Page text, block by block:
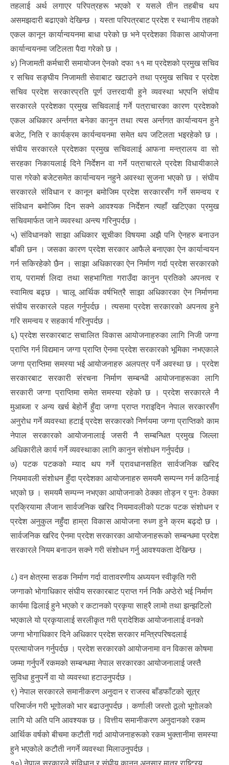
तहलाई अर्थ लगाएर परिपत्रहरू भएको र यसले तीन तहबीच थप
असमझदारी बढाएको देखिन्छ । यस्ता परिपत्रबाट प्रदेश र स्थानीय तहको
एकल कानून कार्यान्वयनमा बाधा परेको छ भने प्रदेशका विकास आयोजना
कार्यान्वयनमा जटिलता पैदा गरेको छ ।
४) निजामती कर्मचारी समायोजन ऐनको दफा ११ मा प्रदेशको प्रमुख सचिव
र सचिव सङ्घीय निजामती सेवाबाट खटाउने तथा प्रमुख सचिव र प्रदेश
सचिव प्रदेश सरकारप्रति पूर्ण उत्तरदायी हुने व्यवस्था भएपनि संघीय
सरकारले प्रदेशका प्रमुख सचिवलाई गर्ने पत्राचारका कारण प्रदेशको
एकल अधिकार अर्न्तगत बनेका कानुन तथा त्यस अर्न्तगत कार्यान्वयन हुने
बजेट, निति र कार्यक्रम कार्यन्वयनमा समेत थप जटिलता भइरहेको छ ।
संघीय सरकारले प्रदेशका प्रमुख सचिवलाई आफना मन्त्रालय वा सो
सरहका निकायलाई दिने निर्देशन वा गर्ने पत्राचारले प्रदेश विधायीकाले
पास गरेको बजेटसमेत कार्यान्वयन नहुने अवस्था सुजना भएको छ । संघीय
सरकारले संविधान र कानून बमोजिम प्रदेश सरकारसँग गर्ने समन्वय र
संविधान बमोजिम दिन सक्ने आवश्यक निर्देशन त्यहाँ खटिएका प्रमुख
सचिवमार्फत जाने व्यवस्था अन्त्य गरिनुपर्दछ ।
५) संविधानको साझा अधिकार सूचीका विषयमा अझै पनि ऐनहरु बनाउन
बाँकी छन । जसका कारण प्रदेश सरकार आफैले बनाएका ऐन कार्यान्वयन
गर्न सकिरहेको छैन । साझा अधिकारका ऐन निर्माण गर्दा प्रदेश सरकारको
राय, परामर्श लिदा तथा सहभागिता गराउँदा कानुन प्रतिको अपनत्व र
स्वामित्व बढ्छ । चालू आर्थिक वर्षभित्रै साझा अधिकारका ऐन निर्माणमा
संघीय सरकारले पहल गर्नुपर्दछ । त्यसमा प्रदेश सरकारको अपनत्व हुने
गरि समन्वय र सहकार्य गरिनुपर्दछ ।
६) प्रदेश सरकारबाट सचालित विकास आयोजनाहरुका लागि निजी जग्गा
प्राप्ति गर्न विद्यमान जग्गा प्राप्ति ऐनमा प्रदेश सरकारको भूमिका नभएकाले
जग्गा प्राप्तिमा समस्या भई आयोजनाहरु अलपत्र पर्ने अवस्था छ । प्रदेश
सरकारबाट सरकारी संरचना निर्माण सम्बन्धी आयोजनाहरूका लागि
सरकारी जग्गा प्राप्तिमा समेत समस्या रहेको छ । प्रदेश सरकारले नै
मुआब्जा र अन्य खर्च बेहोर्ने हुँदा जग्गा प्राप्त गराइदिन नेपाल सरकारसँग
अनुरोध गर्ने व्यवस्था हटाई प्रदेश सरकारको निर्णयमा जग्गा प्राप्तिको काम
नेपाल सरकारको आयोजनालाई जसरी नै सम्बन्धित प्रमुख जिल्ला
अधिकारीले कार्य गर्ने व्यवस्थाका लागि कानुन संशोधन गर्नुपर्दछ ।
७) पटक पटकको म्याद थप गर्ने प्रावधानसहित सार्वजनिक खरिद
नियमावली संशोधन हुँदा प्रदेशका आयोजनाहरु समयमै सम्पन्न गर्न कठिनाई
भएको छ । समयमै सम्पन्न नभएका आयोजनाको ठेक्का तोड्न र पुनः ठेक्का
प्रक्रियामा लैजान सार्वजनिक खरिद नियमावलीको पटक पटक संशोधन र
प्रदेश अनुकुल नहुँदा हाम्रा विकास आयोजना रुध्ण हुने क्रम बढ्दो छ ।
सार्वजनिक खरिद ऐनमा प्रदेश सरकारका आयोजनाहरूको सम्बन्धमा प्रदेश
सरकारले नियम बनाउन सक्ने गरी संशोधन गर्नु आवश्यकता देखिन्छ ।
८) वन क्षेत्रमा सडक निर्माण गर्दा वातावरणीय अध्ययन स्वीकृति गरी
जग्गाको भोगाधिकार संघीय सरकारबाट प्राप्त गर्न निकै अप्ठेरो भई निर्माण
कार्यमा ढिलाई हुने भएको र कटानको प्रकृया साह्रै लामो तथा झन्झटिलो
भएकाले यो प्रकृयालाई सरलीकृत गरी प्रादेशिक आयोजनालाई वनको
जग्गा भोगाधिकार दिने अधिकार प्रदेश सरकार मन्त्रिपरिषदलाई
प्रत्यायोजन गर्नुपर्दछ । प्रदेश सरकारको आयोजनामा वन विकास कोषमा
जम्मा गर्नुपर्ने रकमको सम्बन्धमा नेपाल सरकारका आयोजनालाई जस्तै
सुविधा हुनुपर्ने वा यो व्यवस्था हटाउनुपर्दछ ।
९) नेपाल सरकारले समानीकरण अनुदान र राजस्व बाँडफाँटको सूत्र
परिमार्जन गरी भूगोलको भार बढाउनुपर्दछ । कर्णाली जस्तो ठूलो भूगोलको
लागि यो अति पनि आवश्यक छ । वित्तीय समानीकरण अनुदानको रकम
आर्थिक वर्षको बीचमा कटौती गर्दा आयोजनाहरूको रकम भुक्तानीमा समस्या
हुने भएकोले कटौती नगर्ने व्यवस्था मिलाउनुपर्दछ ।